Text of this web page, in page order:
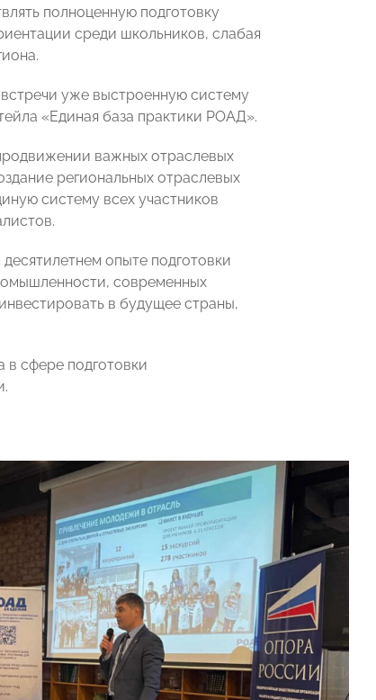
полноценную подготовку
среди школьников, слабая
уже выстроенную систему
«Единая база практики РОАД».
важных отраслевых
региональных отраслевых
систему всех участников
опыте подготовки
современных
в будущее страны,
в сфере подготовки